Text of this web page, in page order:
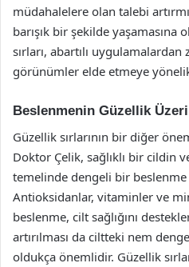
müdahalelere olan talebi
barışık bir şekilde yaşamasına
sırları, abartılı
görünümler elde etmeye
Beslenmenin Güzellik
Güzellik sırlarının bir diğer
Doktor Çelik, sağlıklı bir cildin
temelinde dengeli bir beslenme
Antioksidanlar, vitaminler ve
beslenme, cilt sağlığını
artırılması da ciltteki nem
oldukça önemlidir. Güzellik